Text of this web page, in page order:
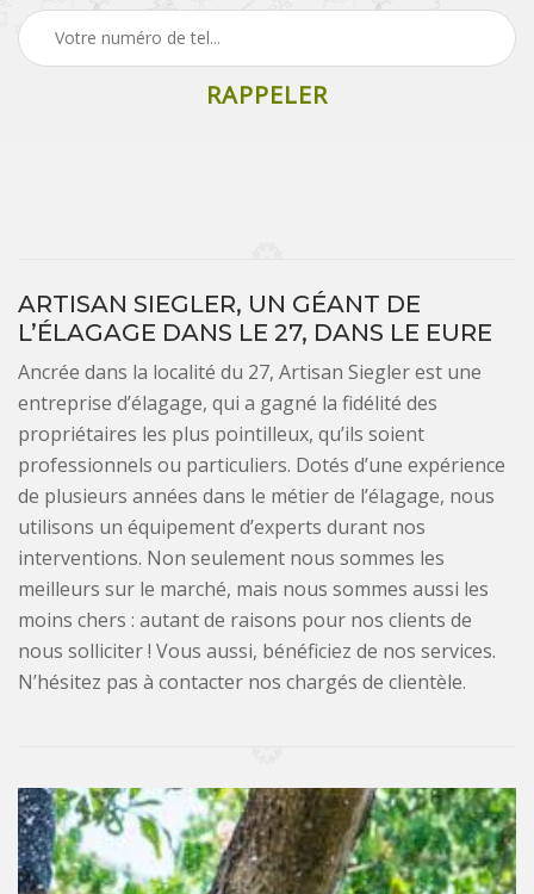
ARTISAN SIEGLER, UN GÉANT DE
L’ÉLAGAGE DANS LE 27, DANS LE EURE
Ancrée dans la localité du 27, Artisan Siegler est une
entreprise d’élagage, qui a gagné la fidélité des
propriétaires les plus pointilleux, qu’ils soient
professionnels ou particuliers. Dotés d’une expérience
de plusieurs années dans le métier de l’élagage, nous
utilisons un équipement d’experts durant nos
interventions. Non seulement nous sommes les
meilleurs sur le marché, mais nous sommes aussi les
moins chers : autant de raisons pour nos clients de
nous solliciter ! Vous aussi, bénéficiez de nos services.
N’hésitez pas à contacter nos chargés de clientèle.